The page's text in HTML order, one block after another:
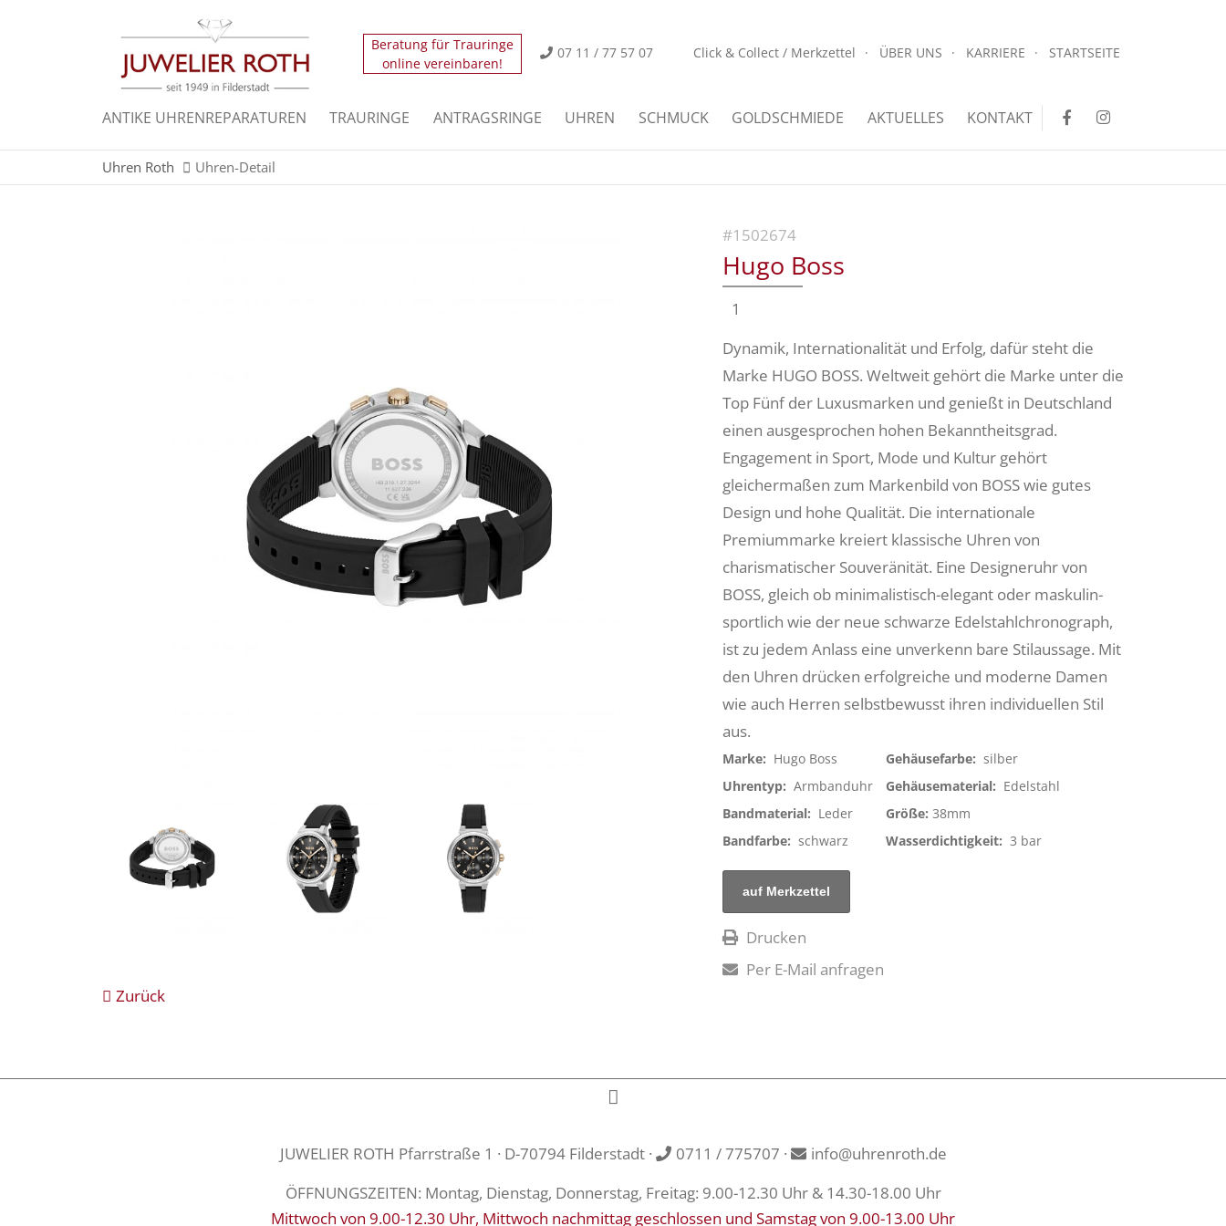
Der Eintrag "offcanvas-col1" existiert leider nicht.
Der Eintrag "offcanvas-col2" existiert leider nicht.
Der Eintrag "offcanvas-col3" existiert leider nicht.
Click & Collect / Merkzettel ÜBER UNS KARRIERE STARTSEITE
07 11 / 77 57 07
Beratung für Trauringe
online vereinbaren!
ANTIKE UHRENREPARATUREN TRAURINGE ANTRAGSRINGE UHREN SCHMUCK GOLDSCHMIEDE AKTUELLES KONTAKT
Uhren Roth Uhren-Detail
#1502674
Hugo Boss
1
Dynamik, Internationalität und Erfolg, dafür steht die
Marke HUGO BOSS. Weltweit gehört die Marke unter die
Top Fünf der Luxusmarken und genießt in Deutschland
einen ausgesprochen hohen Bekanntheitsgrad.
Engagement in Sport, Mode und Kultur gehört
gleichermaßen zum Markenbild von BOSS wie gutes
Design und hohe Qualität. Die internationale
Premiummarke kreiert klassische Uhren von
charismatischer Souveränität. Eine Designeruhr von
BOSS, gleich ob minimalistisch-elegant oder maskulin-
sportlich wie der neue schwarze Edelstahlchronograph,
ist zu jedem Anlass eine unverkenn bare Stilaussage. Mit
den Uhren drücken erfolgreiche und moderne Damen
wie auch Herren selbstbewusst ihren individuellen Stil
aus.
Marke: Hugo Boss
Uhrentyp: Armbanduhr
Bandmaterial: Leder
Bandfarbe: schwarz
Gehäusefarbe: silber
Gehäusematerial: Edelstahl
Größe: 38mm
Wasserdichtigkeit: 3 bar
Drucken
Per E-Mail anfragen
Zurück
JUWELIER ROTH Pfarrstraße 1 · D-70794 Filderstadt · 0711 / 775707 ·
info@uhrenroth.de
ÖFFNUNGSZEITEN: Montag, Dienstag, Donnerstag, Freitag: 9.00-12.30 Uhr & 14.30-18.00 Uhr
Mittwoch von 9.00-12.30 Uhr, Mittwoch nachmittag geschlossen und Samstag von 9.00-13.00 Uhr